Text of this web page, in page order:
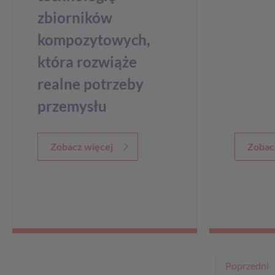
zbiorników
kompozytowych,
która rozwiąże
realne potrzeby
przemysłu
Zobacz więcej
Poprzedni